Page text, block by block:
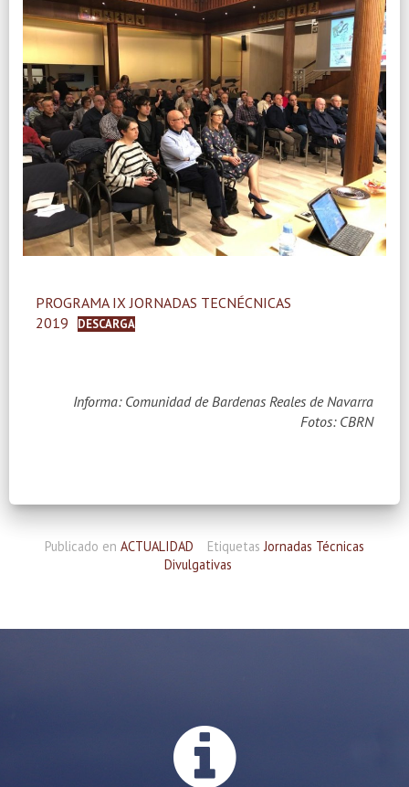
PROGRAMA IX JORNADAS TECNÉCNICAS
2019
DESCARGA
Informa: Comunidad de Bardenas Reales de Navarra
Fotos: CBRN
Publicado enACTUALIDAD EtiquetasJornadas Técnicas
Divulgativas